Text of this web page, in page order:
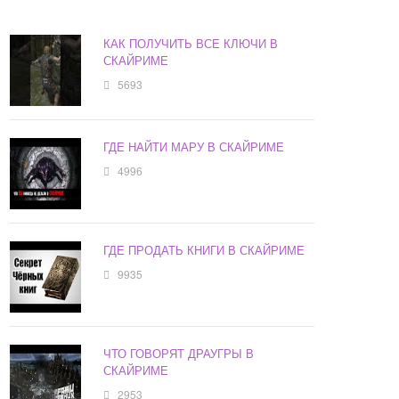
КАК ПОЛУЧИТЬ ВСЕ КЛЮЧИ В
СКАЙРИМЕ
5693
ГДЕ НАЙТИ МАРУ В СКАЙРИМЕ
4996
ГДЕ ПРОДАТЬ КНИГИ В СКАЙРИМЕ
9935
ЧТО ГОВОРЯТ ДРАУГРЫ В
СКАЙРИМЕ
2953